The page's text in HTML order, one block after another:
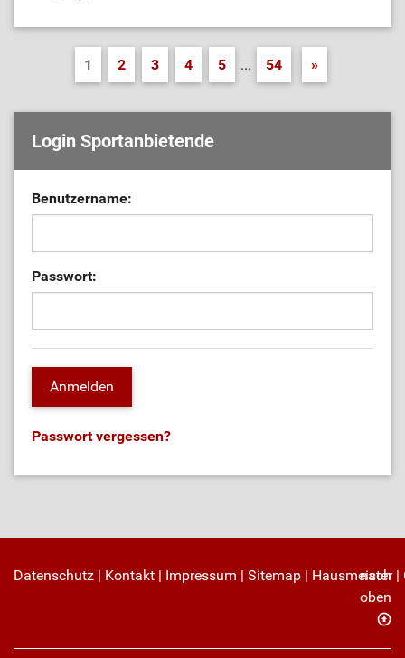
1 2 3 4 5 ... 54 »
Login Sportanbietende
Benutzername:
Passwort:
Passwort vergessen?
Datenschutz | Kontakt | Impressum | Sitemap | Hausmeister|
nach
oben